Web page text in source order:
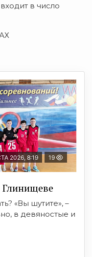
в число
2026, 8:19 19
Глинищеве
«Вы шутите», –
в девяностые и